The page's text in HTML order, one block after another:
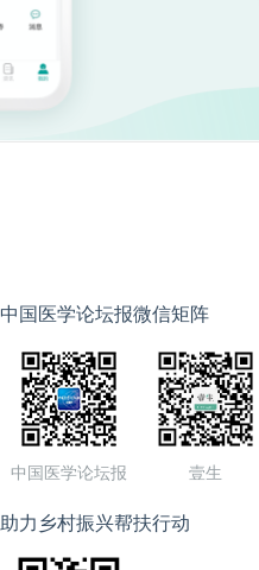
中国医学论坛报微信矩阵
中国医学论坛报 壹生
助力乡村振兴帮扶行动